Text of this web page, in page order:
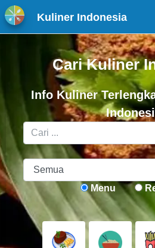
Kuliner Indonesia
Cari Kuliner
Info Kuliner
Menu